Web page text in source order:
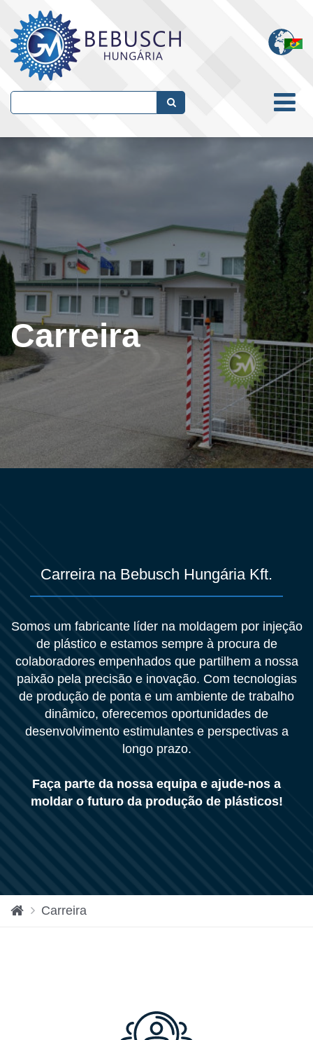
Carreira
Carreira na Bebusch Hungária Kft.
Somos um fabricante líder na moldagem por injeção
de plástico e estamos sempre à procura de
colaboradores empenhados que partilhem a nossa
paixão pela precisão e inovação. Com tecnologias
de produção de ponta e um ambiente de trabalho
dinâmico, oferecemos oportunidades de
desenvolvimento estimulantes e perspectivas a
longo prazo.
Faça parte da nossa equipa e ajude-nos a
moldar o futuro da produção de plásticos!
P
Carreira